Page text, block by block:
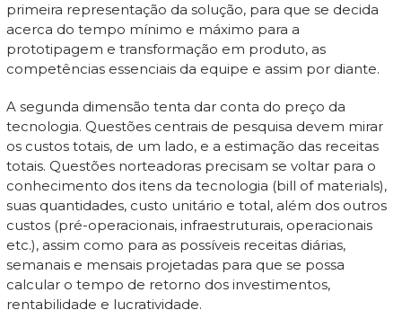
primeira representação da solução, para que se decida
acerca do tempo mínimo e máximo para a
prototipagem e transformação em produto, as
competências essenciais da equipe e assim por diante.
A segunda dimensão tenta dar conta do preço da
tecnologia. Questões centrais de pesquisa devem mirar
os custos totais, de um lado, e a estimação das receitas
totais. Questões norteadoras precisam se voltar para o
conhecimento dos itens da tecnologia (bill of materials),
suas quantidades, custo unitário e total, além dos outros
custos (pré-operacionais, infraestruturais, operacionais
etc.), assim como para as possíveis receitas diárias,
semanais e mensais projetadas para que se possa
calcular o tempo de retorno dos investimentos,
rentabilidade e lucratividade.